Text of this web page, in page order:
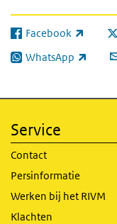
Facebook
(externe link)
WhatsApp
(externe link)
Service
Contact
Persinformatie
Werken bij het RIVM
Klachten